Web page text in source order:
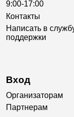
9:00-17:00
Контакты
Написать в
поддержки
Вход
Организаторам
Партнерам